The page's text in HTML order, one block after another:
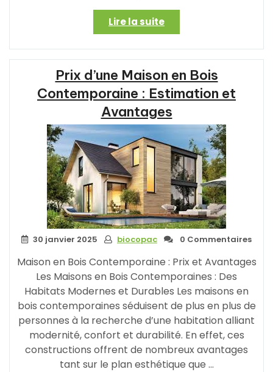
Lire la suite« Construisez
Votre
Rêve:
Maison
en
Bois
Livrée
Montée
pour
un
Habitat
Écologique »
Prix d’une Maison en Bois
Contemporaine : Estimation et
Avantages
30 janvier 2025 biocopac 0 Commentaires
Maison en Bois Contemporaine : Prix et Avantages
Les Maisons en Bois Contemporaines : Des
Habitats Modernes et Durables Les maisons en
bois contemporaines séduisent de plus en plus de
personnes à la recherche d’une habitation alliant
modernité, confort et durabilité. En effet, ces
constructions offrent de nombreux avantages
tant sur le plan esthétique que …